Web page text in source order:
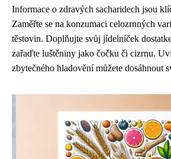
Informace o zdravých sacharidech jsou
Zaměřte se na konzumaci celozrnných
těstovin. Doplňujte svůj jídelníček
zařaďte luštěniny jako čočku či cizrnu.
zbytečného hladovění můžete dosáhnout